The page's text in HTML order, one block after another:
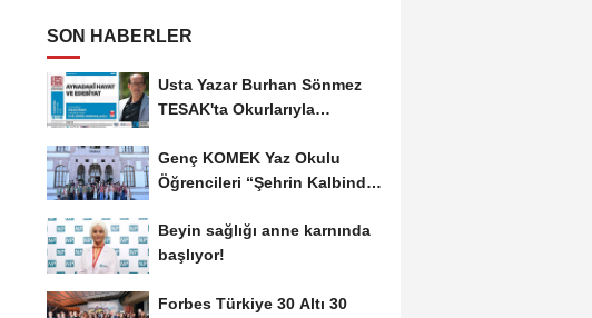
SON HABERLER
Usta Yazar Burhan Sönmez
TESAK'ta Okurlarıyla
Genç KOMEK Yaz Okulu
Öğrencileri “Şehrin Kalbinde
Beyin sağlığı anne karnında
başlıyor!
Forbes Türkiye 30 Altı 30